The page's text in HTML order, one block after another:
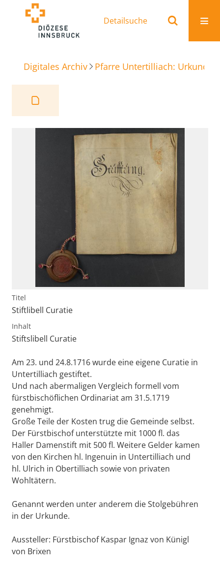
Detailsuche
Digitales Archiv Pfarre Untertilliach: Urkunden
Titel
Stiftlibell Curatie
Inhalt
Stiftslibell Curatie
Am 23. und 24.8.1716 wurde eine eigene Curatie in
Untertilliach gestiftet.
Und nach abermaligen Vergleich formell vom
fürstbischöflichen Ordinariat am 31.5.1719
genehmigt.
Große Teile der Kosten trug die Gemeinde selbst.
Der Fürstbischof unterstützte mit 1000 fl. das
Haller Damenstift mit 500 fl. Weitere Gelder kamen
von den Kirchen hl. Ingenuin in Untertilliach und
hl. Ulrich in Obertilliach sowie von privaten
Wohltätern.
Genannt werden unter anderem die Stolgebühren
in der Urkunde.
Aussteller: Fürstbischof Kaspar Ignaz von Künigl
von Brixen